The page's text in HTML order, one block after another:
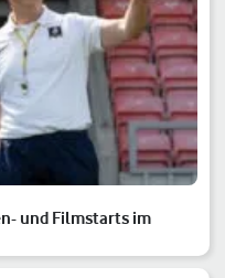
und Filmstarts im